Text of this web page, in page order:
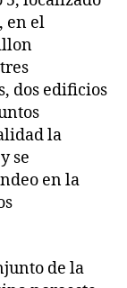
en el
dos edificios
la
se
en la
de la